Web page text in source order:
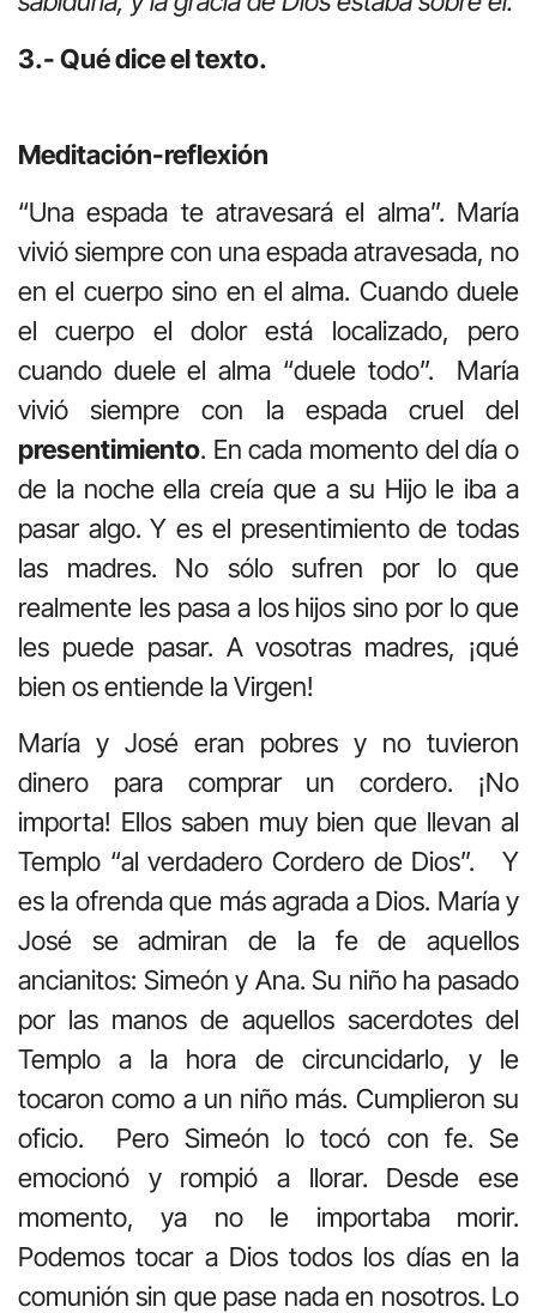
3.- Qué dice el texto.
Meditación-reflexión
“Una espada te atravesará el alma”. María
vivió siempre con una espada atravesada, no
en el cuerpo sino en el alma. Cuando duele
el cuerpo el dolor está localizado, pero
cuando duele el alma “duele todo”. María
vivió siempre con la espada cruel del
presentimiento. En cada momento del día o
de la noche ella creía que a su Hijo le iba a
pasar algo. Y es el presentimiento de todas
las madres. No sólo sufren por lo que
realmente les pasa a los hijos sino por lo que
les puede pasar. A vosotras madres, ¡qué
bien os entiende la Virgen!
María y José eran pobres y no tuvieron
dinero para comprar un cordero. ¡No
importa! Ellos saben muy bien que llevan al
Templo “al verdadero Cordero de Dios”. Y
es la ofrenda que más agrada a Dios. María y
José se admiran de la fe de aquellos
ancianitos: Simeón y Ana. Su niño ha pasado
por las manos de aquellos sacerdotes del
Templo a la hora de circuncidarlo, y le
tocaron como a un niño más. Cumplieron su
oficio. Pero Simeón lo tocó con fe. Se
emocionó y rompió a llorar. Desde ese
momento, ya no le importaba morir.
Podemos tocar a Dios todos los días en la
comunión sin que pase nada en nosotros. Lo